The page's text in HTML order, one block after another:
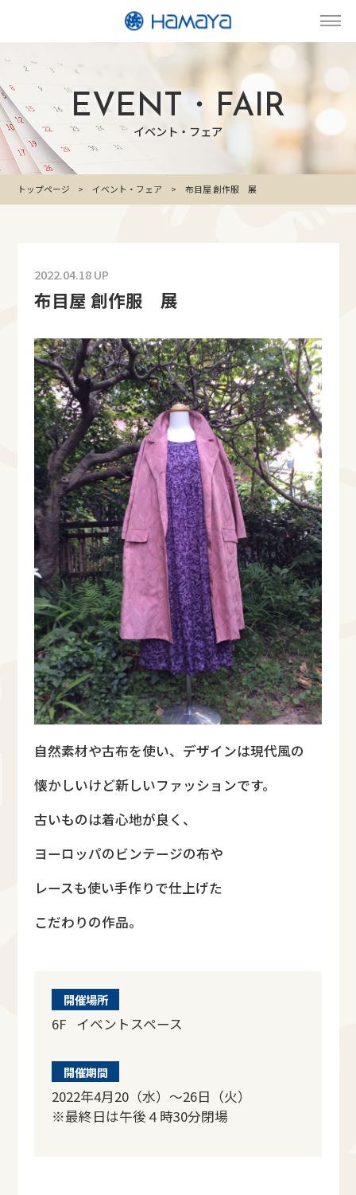
EVENT・FAIR
イベント・フェア
トップページ イベント・フェア 布目屋 創作服 展
2022.04.18 UP
布目屋 創作服 展
自然素材や古布を使い、デザインは現代風の
懐かしいけど新しいファッションです。
古いものは着心地が良く、
ヨーロッパのビンテージの布や
レースも使い手作りで仕上げた
こだわりの作品。
開催場所
6F イベントスペース
開催期間
2022年4月20（水）～26日（火）
※最終日は午後４時30分閉場